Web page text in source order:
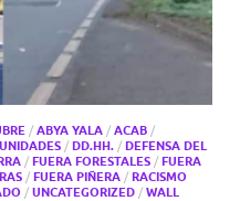
/ ABYA YALA / ACAB /
/ DD.HH. / DEFENSA DEL
/ FUERA FORESTALES / FUERA
/ FUERA PIÑERA / RACISMO
/ UNCATEGORIZED / WALL